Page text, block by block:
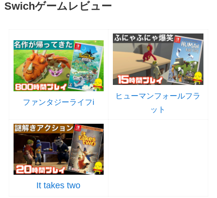
Swichゲームレビュー
ファンタジーライフi
ヒューマンフォールフラ
ット
It takes two